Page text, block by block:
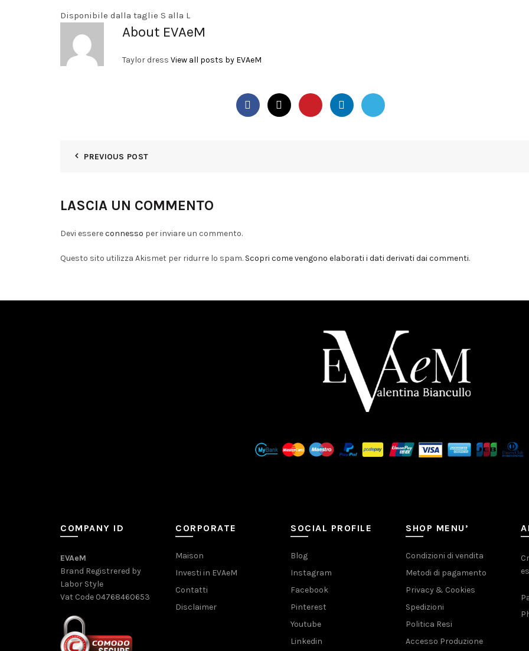
Disponibile dalla taglie S alla L
About EVAeM
Taylor dress View all posts by EVAeM
PREVIOUS POST
LASCIA UN COMMENTO
Devi essereconnesso per inviare un commento.
Questo sito utilizza Akismet per ridurre lo spam. Scopri come vengono elaborati i dati derivati dai commenti.
COMPANY ID
EVAeM
Brand Registrered by
Labor Style
Vat Code 04768460653
CORPORATE
Maison
Investi in EVAeM
Contatti
Disclaimer
SOCIAL PROFILE
Blog
Instagram
Facebook
Pinterest
Youtube
Linkedin
SHOP MENU’
Condizioni di vendita
Metodi di pagamento
Privacy & Cookies
Spedizioni
Politica Resi
Accesso Produzione